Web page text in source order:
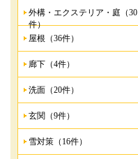
外構・エクステリア・庭（30
件）
屋根（36件）
廊下（4件）
洗面（20件）
玄関（9件）
雪対策（16件）